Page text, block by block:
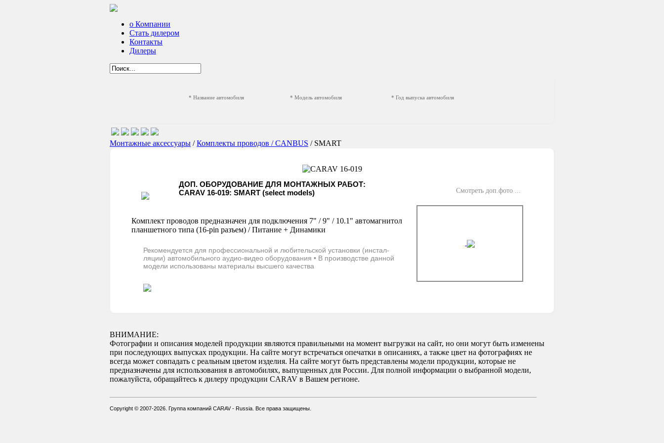
о Компании
Стать дилером
Контакты
Дилеры
* Название автомобиля * Модель автомобиля * Год выпуска автомобиля
Монтажные аксессуары /Комплекты проводов / CANBUS / SMART
ДОП. ОБОРУДОВАНИЕ ДЛЯ МОНТАЖНЫХ РАБОТ:
CARAV 16-019: SMART (select models)
Смотреть доп.фото ...
Комплект проводов предназначен для подключения 7" / 9" / 10.1" автомагнитол
планшетного типа (16-pin разъем) / Питание + Динамики
Рекомендуется для профессиональной и любительской установки (инстал-
ляции) автомобильного аудио-видео оборудования • В производстве данной
модели использованы материалы высшего качества
ВНИМАНИЕ:
Фотографии и описания моделей продукции являются правильными на момент выгрузки на сайт, но они могут быть изменены
при последующих выпусках продукции. На сайте могут встречаться опечатки в описаниях, а также цвет на фотографиях не
всегда может совпадать с реальным цветом изделия. На сайте могут быть представлены модели продукции, которые не
предназначены для использования в автомобилях, выпущенных для России. Для полной информации о выбранной модели,
пожалуйста, обращайтесь к дилеру продукции CARAV в Вашем регионе.
Copyright © 2007-2026. Группа компаний CARAV - Russia Все права защищены.